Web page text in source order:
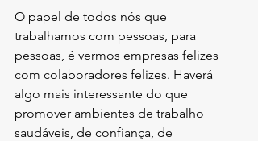
O papel de todos nós que
trabalhamos com pessoas, para
pessoas, é vermos empresas felizes
com colaboradores felizes. Haverá
algo mais interessante do que
promover ambientes de trabalho
saudáveis, de confiança, de